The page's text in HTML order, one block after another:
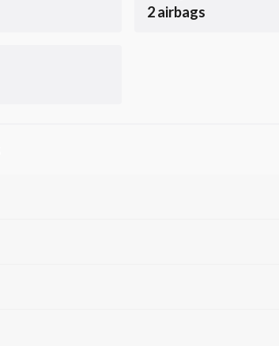
2 airbags